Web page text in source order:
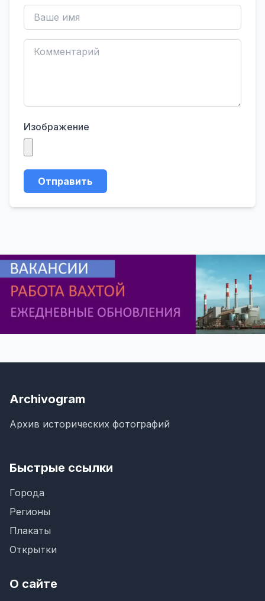
Изображение
Отправить
Archivogram
Архив исторических фотографий
Быстрые ссылки
Города
Регионы
Плакаты
Открытки
О сайте